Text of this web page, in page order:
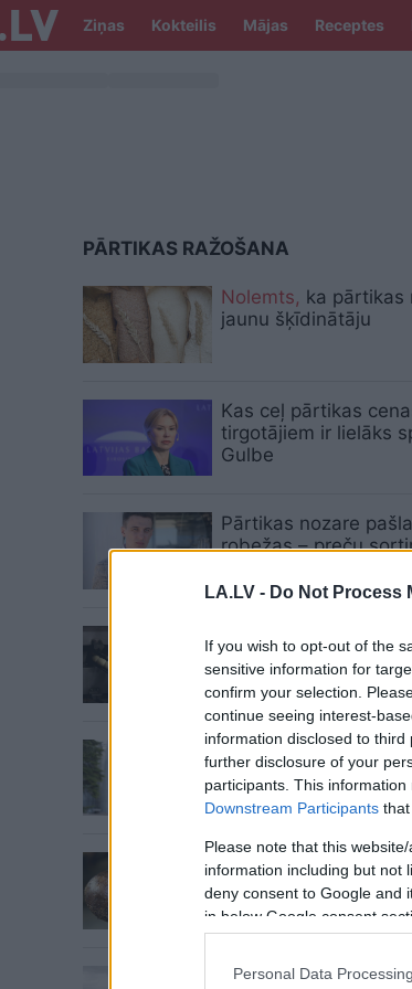
LA.LV - Do Not Process
If you wish to opt-out of the
sensitive information for
confirm your selection.
continue seeing interest-
information disclosed to
further disclosure of your
participants. This
Downstream Participants
Please note that this
information including but not
deny consent to Google and
in below Google consent
Personal Data
Ziņas Kokteilis Mājas Receptes
PĀRTIKAS RAŽOŠANA
Nolemts, ka pārtikas
jaunu šķīdinātāju
Kas ceļ pārtikas
tirgotājiem ir lielāks
Gulbe
Pārtikas nozare
robežas – preču
Miljoni eiro –
ES atbalsts palīdzēs
izmaksu un pārtikas
Ringolds Arnītis:
Latvijā ir būtiski
Olafs Zvejnieks:
netiek uztverta
tiešām ir pamats
Pārtikas ražotāji